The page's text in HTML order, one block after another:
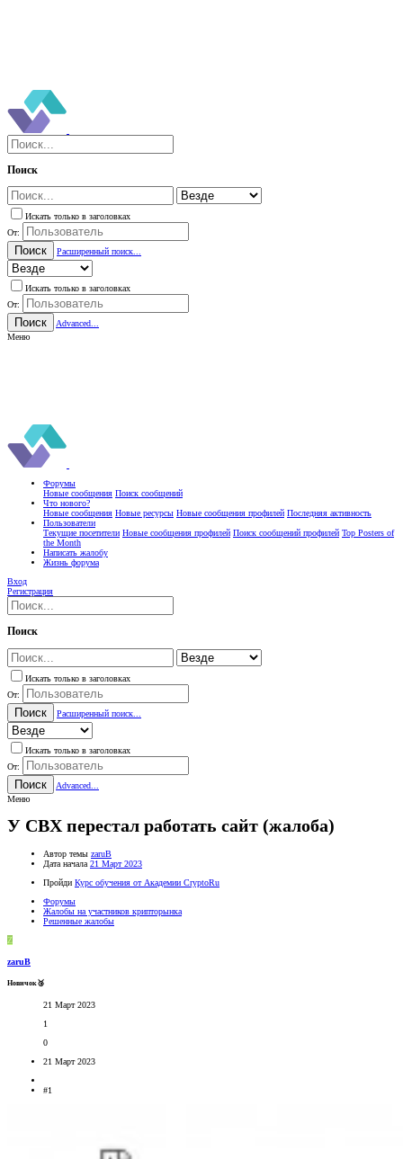
Поиск
Искать только в заголовках
От:
Поиск Расширенный поиск...
Искать только в заголовках
От:
Поиск
Advanced...
Меню
Форумы
Новые сообщения Поиск сообщений
Что нового?
Новые сообщения Новые ресурсы Новые сообщения профилей Последняя активность
Пользователи
Текущие посетители Новые сообщения профилей Поиск сообщений профилей Top Posters of
the Month
Написать жалобу
Жизнь форума
Вход
Регистрация
Поиск
Искать только в заголовках
От:
Поиск Расширенный поиск...
Искать только в заголовках
От:
Поиск
Advanced...
Меню
У CBX перестал работать сайт (жалоба)
Автор темы zaruB
Дата начала 21 Март 2023
Пройди Курс обучения от Академии CryptoRu
Форумы
Жалобы на участников крипторынка
Решенные жалобы
Z
zaruB
Новичок🥉
21 Март 2023
1
0
21 Март 2023
#1